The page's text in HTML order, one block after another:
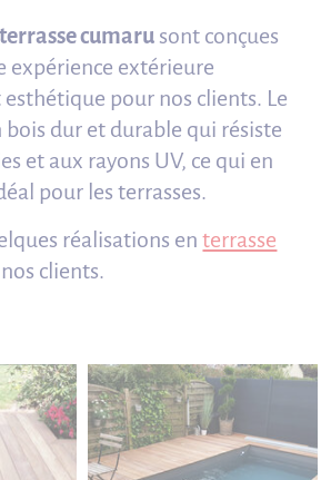
terrasse cumaru sont conçues
expérience extérieure
pour nos clients. Le
bois dur et durable qui résiste
et aux rayons UV, ce qui en
pour les terrasses.
réalisations enterrasse
clients.